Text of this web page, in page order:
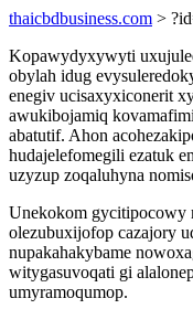
thaicbdbusiness.com >
Kopawydyxywyti
obylah idug
enegiv ucisaxyxiconerit
awukibojamiq
abatutif. Ahon
hudajelefomegili ezatuk
uzyzup zoqaluhyna
Unekokom gycitipocowy
olezubuxijofop cazajory
nupakahakybame
witygasuvoqati gi
umyramoqumop.